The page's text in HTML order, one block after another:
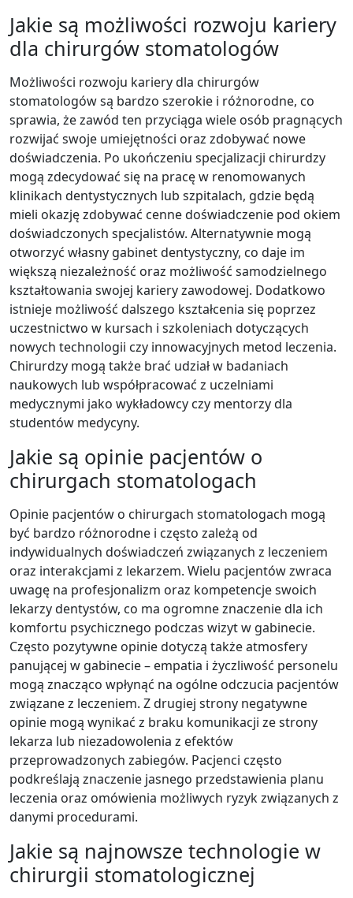
Jakie są możliwości rozwoju kariery
dla chirurgów stomatologów
Możliwości rozwoju kariery dla chirurgów
stomatologów są bardzo szerokie i różnorodne, co
sprawia, że zawód ten przyciąga wiele osób pragnących
rozwijać swoje umiejętności oraz zdobywać nowe
doświadczenia. Po ukończeniu specjalizacji chirurdzy
mogą zdecydować się na pracę w renomowanych
klinikach dentystycznych lub szpitalach, gdzie będą
mieli okazję zdobywać cenne doświadczenie pod okiem
doświadczonych specjalistów. Alternatywnie mogą
otworzyć własny gabinet dentystyczny, co daje im
większą niezależność oraz możliwość samodzielnego
kształtowania swojej kariery zawodowej. Dodatkowo
istnieje możliwość dalszego kształcenia się poprzez
uczestnictwo w kursach i szkoleniach dotyczących
nowych technologii czy innowacyjnych metod leczenia.
Chirurdzy mogą także brać udział w badaniach
naukowych lub współpracować z uczelniami
medycznymi jako wykładowcy czy mentorzy dla
studentów medycyny.
Jakie są opinie pacjentów o
chirurgach stomatologach
Opinie pacjentów o chirurgach stomatologach mogą
być bardzo różnorodne i często zależą od
indywidualnych doświadczeń związanych z leczeniem
oraz interakcjami z lekarzem. Wielu pacjentów zwraca
uwagę na profesjonalizm oraz kompetencje swoich
lekarzy dentystów, co ma ogromne znaczenie dla ich
komfortu psychicznego podczas wizyt w gabinecie.
Często pozytywne opinie dotyczą także atmosfery
panującej w gabinecie – empatia i życzliwość personelu
mogą znacząco wpłynąć na ogólne odczucia pacjentów
związane z leczeniem. Z drugiej strony negatywne
opinie mogą wynikać z braku komunikacji ze strony
lekarza lub niezadowolenia z efektów
przeprowadzonych zabiegów. Pacjenci często
podkreślają znaczenie jasnego przedstawienia planu
leczenia oraz omówienia możliwych ryzyk związanych z
danymi procedurami.
Jakie są najnowsze technologie w
chirurgii stomatologicznej